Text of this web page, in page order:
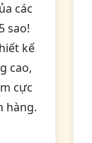
các
sao!
kế
cao,
cực
hàng.